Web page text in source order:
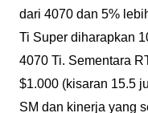
dari 4070 dan 5%
Ti Super diharapkan
4070 Ti. Sementara
$1.000 (kisaran 15.5
SM dan kinerja yang